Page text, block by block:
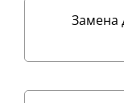
Замена